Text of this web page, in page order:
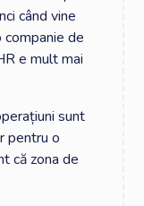
când vine
de
e mult mai
sunt
pentru o
că zona de